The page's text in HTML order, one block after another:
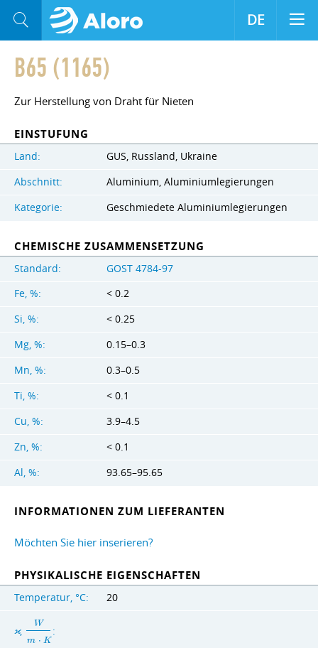
B65 (1165)
Zur Herstellung von Draht für Nieten
EINSTUFUNG
Land:
GUS, Russland, Ukraine
Abschnitt:
Aluminium, Aluminiumlegierungen
Kategorie:
Geschmiedete Aluminiumlegierungen
CHEMISCHE ZUSAMMENSETZUNG
Standard:
GOST 4784-97
Fe, %:
< 0.2
Si, %:
< 0.25
Mg, %:
0.15–0.3
Mn, %:
0.3–0.5
Ti, %:
< 0.1
Cu, %:
3.9–4.5
Zn, %:
< 0.1
Al, %:
93.65–95.65
INFORMATIONEN ZUM LIEFERANTEN
Möchten Sie hier inserieren?
PHYSIKALISCHE EIGENSCHAFTEN
Temperatur, °C: 20
ϰ,
W
m ⋅ K
:
DE